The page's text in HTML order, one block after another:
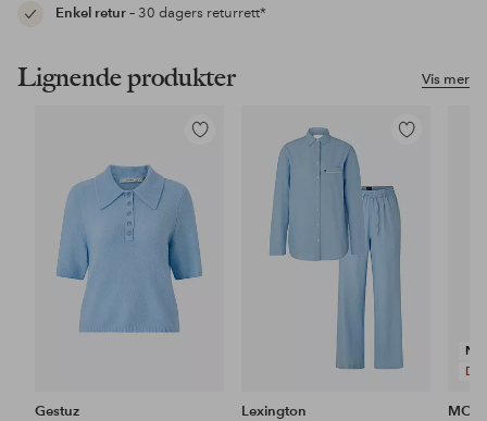
Enkel retur– 30 dagers returrett*
Vis mer
Lignende produkter
Legg
Gestuz
Legg
Lexington
MOS